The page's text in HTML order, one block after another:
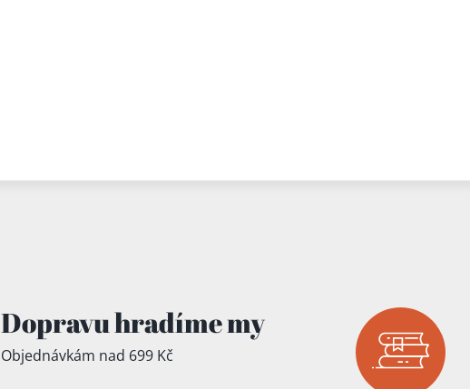
Dopravu hradíme my
Objednávkám nad 699 Kč